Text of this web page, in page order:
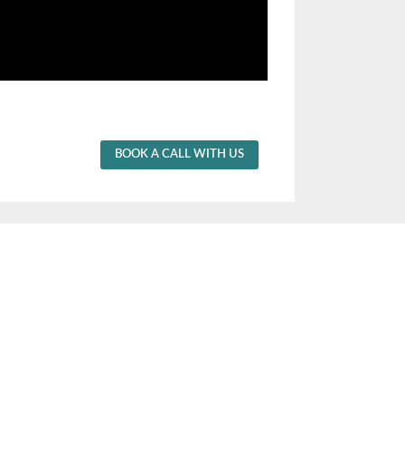
BOOK A CALL WITH US